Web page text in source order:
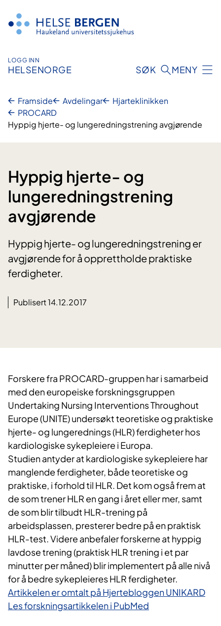
innhald
LOGG INN
HELSENORGE SØK MENY
Framside Avdelingar
Hjarteklinikken
PROCARD
Hyppig hjerte- og lungeredningstrening avgjørende
Hyppig hjerte- og
lungeredningstrening
avgjørende
Hyppig hjerte- og lungeredningstrening er
avgjørende for å opprettholde praktiske
ferdigheter.
Publisert 14.12.2017
Forskere fra PROCARD-gruppen har i samarbeid
med den europeiske forskningsgruppen
Undertaking Nursing Interventions Throughout
Europe (UNITE) undersøkt teoretiske og praktiske
hjerte- og lungerednings (HLR) ferdigheter hos
kardiologiske sykepleiere i Europa.
Studien antyder at kardiologiske sykepleiere har
manglende ferdigheter, både teoretiske og
praktiske, i forhold til HLR. Det kom også frem at
de som trener HLR en gang i året eller mer, samt
de som blir tilbudt HLR-trening på
arbeidsplassen, presterer bedre på en praktisk
HLR-test. Videre anbefaler forskerne at hyppig
lavdose trening (praktisk HLR trening i et par
minutter per måned) blir implementert på alle nivå
for å bedre sykepleieres HLR ferdigheter.
Artikkelen er omtalt på Hjertebloggen UNIKARD
Les forskningsartikkelen i PubMed